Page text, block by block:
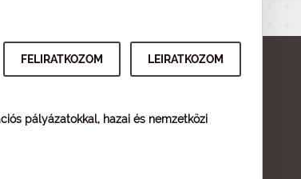
pályázatokkal, hazai és nemzetközi